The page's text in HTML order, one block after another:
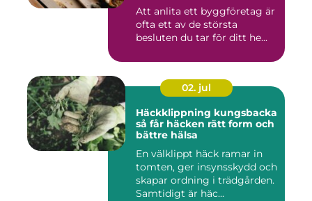
Att anlita ett byggföretag är
ofta ett av de största
besluten du tar för ditt he...
02. jul
Häckklippning kungsbacka
så får häcken rätt form och
bättre hälsa
En välklippt häck ramar in
tomten, ger insynsskydd och
skapar ordning i trädgården.
Samtidigt är häc...